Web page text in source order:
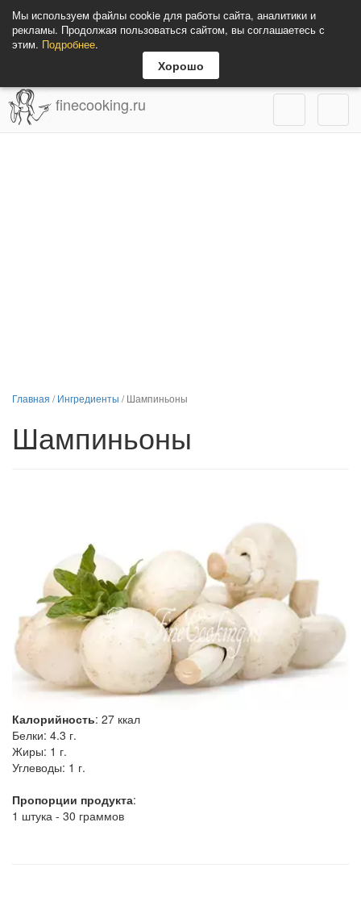
Мы используем файлы cookie для работы сайта, аналитики и
рекламы. Продолжая пользоваться сайтом, вы соглашаетесь с
этим. Подробнее.
Хорошо
finecooking.ru
Главная /Ингредиенты /Шампиньоны
Шампиньоны
Калорийность: 27 ккал
Белки: 4.3 г.
Жиры: 1 г.
Углеводы: 1 г.
Пропорции продукта:
1 штука - 30 граммов